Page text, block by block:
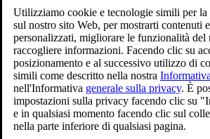
Aggiornato 24/10/2025
Le automobili senza Google
colpite dall'interruzione di tali
del modello e dell'anno, la tua
tutti i servizi connessi o avrà
aggiornamento del software per
funzionare come prima.